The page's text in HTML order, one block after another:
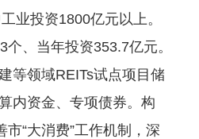
业投资1800亿元以上。
、当年投资353.7亿元。
等领域REITs试点项目储
内资金、专项债券。构
市“大消费”工作机制，深